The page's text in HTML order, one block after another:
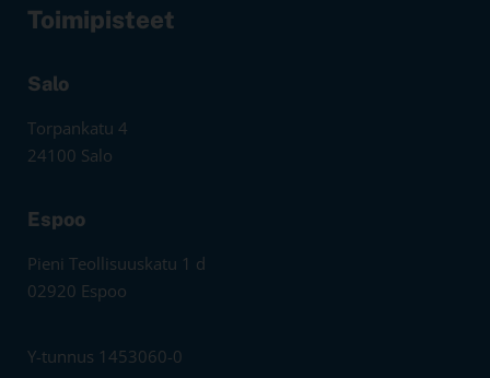
Toimipisteet
Salo
Torpankatu 4
24100 Salo
Espoo
Pieni Teollisuuskatu 1 d
02920 Espoo
Y-tunnus 1453060-0